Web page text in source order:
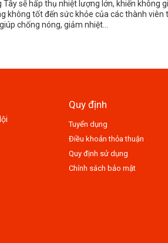
sẽ hấp thụ nhiệt lượng lớn, khiến không
không tốt đến sức khỏe của các thành viên
chống nóng, giảm nhiệt...
Quy định
Tuyển dụng
Điều khoản thỏa thuận
Quy định sử dụng
Chính sách bảo mật